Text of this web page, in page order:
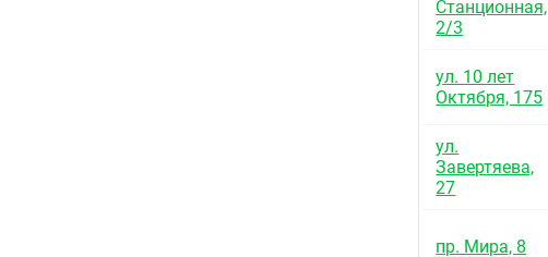
Станционная,
2/3
ул. 10 лет
Октября, 175
ул.
Завертяева,
27
пр. Мира, 8